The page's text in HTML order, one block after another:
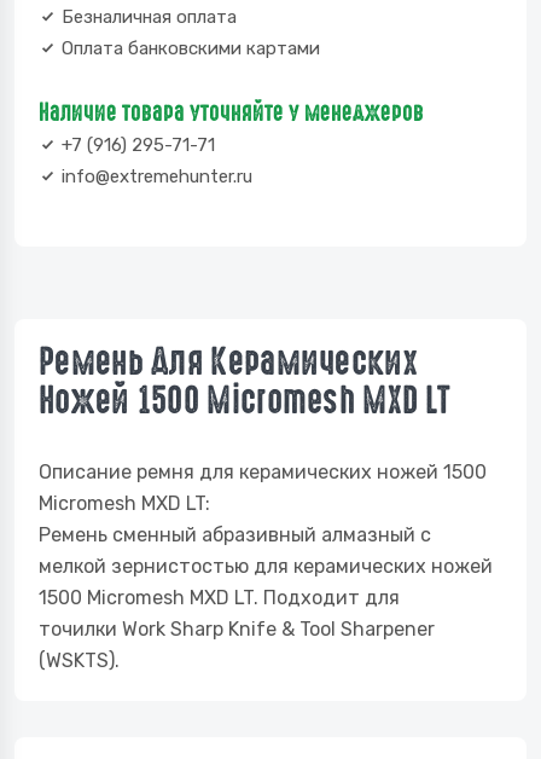
Безналичная оплата
Оплата банковскими картами
Наличие товара уточняйте у менеджеров
+7 (916) 295-71-71
info@extremehunter.ru
Ремень Для Керамических
Ножей 1500 Micromesh MXD LT
Описание ремня для керамических ножей 1500
Micromesh MXD LT:
Ремень сменный абразивный алмазный с
мелкой зернистостью для керамических ножей
1500 Micromesh MXD LT. Подходит для
точилки Work Sharp Knife & Tool Sharpener
(WSKTS).